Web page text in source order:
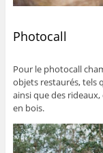
Photocall
Pour le photocall
objets restaurés, tels
ainsi que des
en bois.